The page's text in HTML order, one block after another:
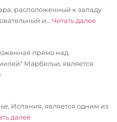
расположенный к западу
и…Читать далее
прямо над
Марбельи, является
Испания, является одним из
далее